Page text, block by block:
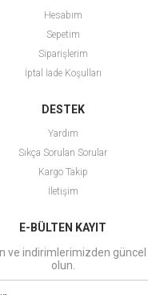
Hesabım
Sepetim
Siparişlerim
İptal İade Koşulları
DESTEK
Yardım
Sıkça Sorulan Sorular
Kargo Takip
İletişim
E-BÜLTEN KAYIT
ve indirimlerimizden
olun.